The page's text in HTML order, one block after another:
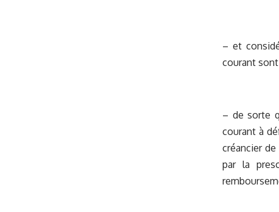
– et
courant
– de sorte
courant à
créancier
par la